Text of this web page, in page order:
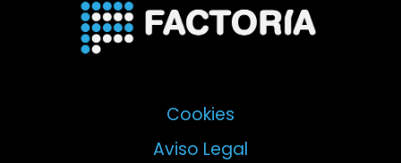
Cookies
Aviso Legal